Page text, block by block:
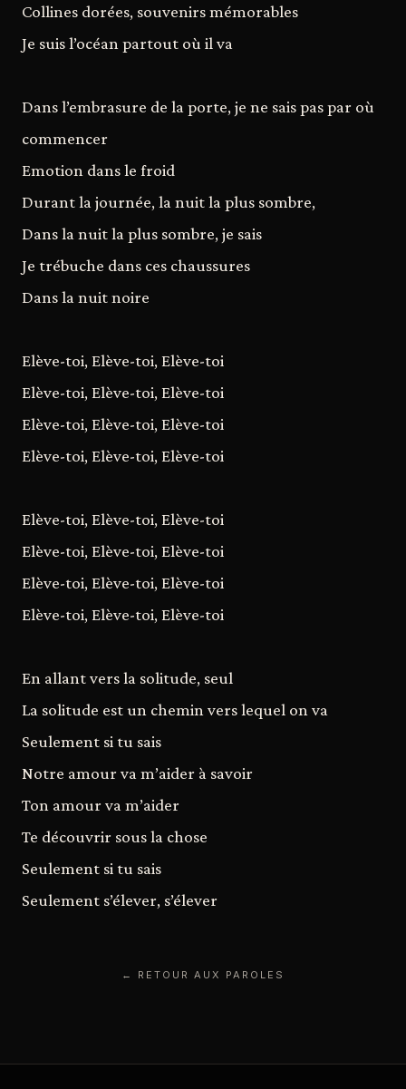
Collines dorées, souvenirs mémorables
Je suis l’océan partout où il va
Dans l’embrasure de la porte, je ne sais pas par où
commencer
Emotion dans le froid
Durant la journée, la nuit la plus sombre,
Dans la nuit la plus sombre, je sais
Je trébuche dans ces chaussures
Dans la nuit noire
Elève-toi, Elève-toi, Elève-toi
Elève-toi, Elève-toi, Elève-toi
Elève-toi, Elève-toi, Elève-toi
Elève-toi, Elève-toi, Elève-toi
Elève-toi, Elève-toi, Elève-toi
Elève-toi, Elève-toi, Elève-toi
Elève-toi, Elève-toi, Elève-toi
Elève-toi, Elève-toi, Elève-toi
En allant vers la solitude, seul
La solitude est un chemin vers lequel on va
Seulement si tu sais
Notre amour va m’aider à savoir
Ton amour va m’aider
Te découvrir sous la chose
Seulement si tu sais
Seulement s’élever, s’élever
← RETOUR AUX PAROLES